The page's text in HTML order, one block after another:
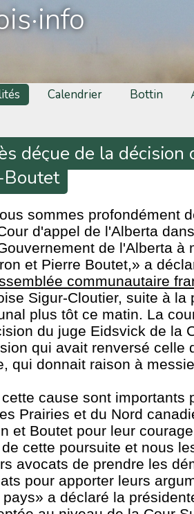
Calendrier Bottin
déçue de la décision
Boutet
sommes profondément
d'appel de l'Alberta
de l'Alberta à
et Pierre Boutet,» a
communautaire
Sigur-Cloutier, suite à la
plus tôt ce matin. La
du juge Eidsvick de la
qui avait renversé celle
qui donnait raison à
cause sont importants
Prairies et du Nord
et Boutet pour leur
cette poursuite et nous
avocats de prendre les
pour apporter leurs
a déclaré la